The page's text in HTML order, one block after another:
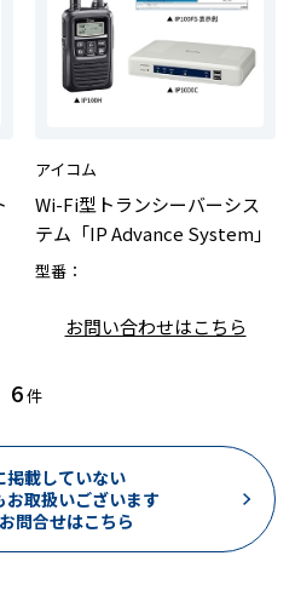
アイコム
Wi-Fi型トランシーバーシス
テム「IP Advance System」
型番：
お問い合わせはこちら
6件
掲載していない
お取扱いございます
問合せはこちら